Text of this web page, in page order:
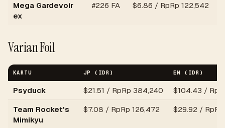
Mega Gardevoir
ex
#226 FA $6.86 / RpRp 122,542
Varian Foil
KARTU JP (IDR) EN (IDR)
Psyduck $21.51 / RpRp 384,240 $104.43 /
Team Rocket's
Mimikyu
$7.08 / RpRp 126,472 $29.92 /